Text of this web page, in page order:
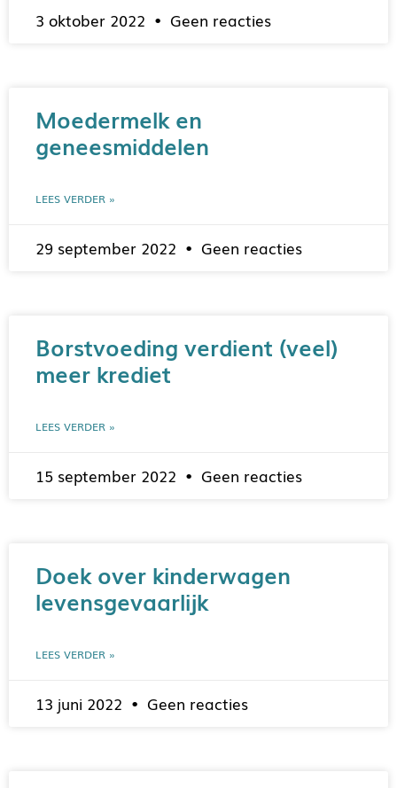
3 oktober 2022 Geen reacties
Moedermelk en
geneesmiddelen
LEES VERDER »
29 september 2022 Geen reacties
Borstvoeding verdient (veel)
meer krediet
LEES VERDER »
15 september 2022 Geen reacties
Doek over kinderwagen
levensgevaarlijk
LEES VERDER »
13 juni 2022 Geen reacties